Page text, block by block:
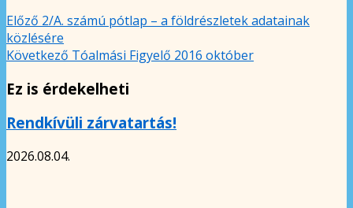
Előző 2/A. számú pótlap – a földrészletek adatainak
közlésére
Következő Tóalmási Figyelő 2016 október
Ez is érdekelheti
Rendkívüli zárvatartás!
2026.08.04.